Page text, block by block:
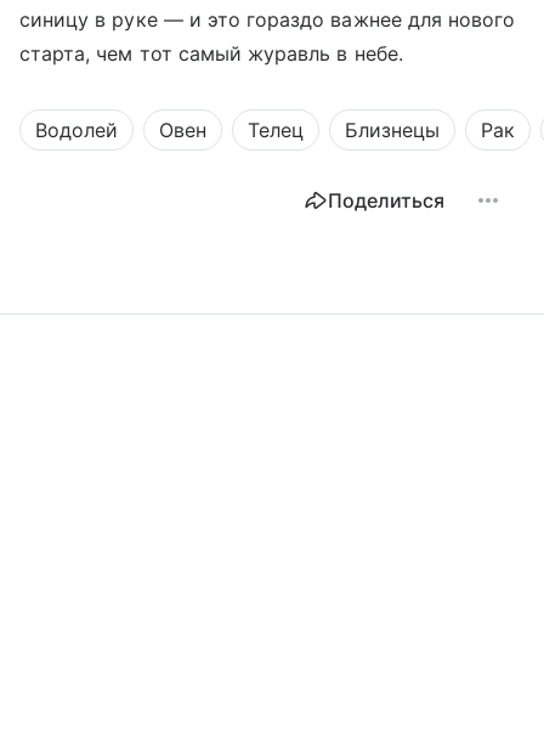
синицу в руке — и это гораздо важнее для нового
старта, чем тот самый журавль в небе.
Водолей Овен Телец Близнецы Рак
Поделиться